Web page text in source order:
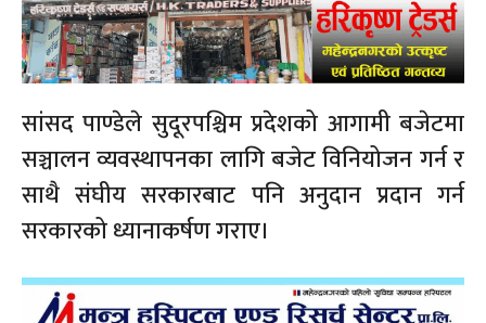
सांसद पाण्डेले सुदूरपश्चिम प्रदेशको आगामी बजेटमा
सञ्चालन व्यवस्थापनका लागि बजेट विनियोजन गर्न र
साथै संघीय सरकारबाट पनि अनुदान प्रदान गर्न
सरकारको ध्यानाकर्षण गराए।